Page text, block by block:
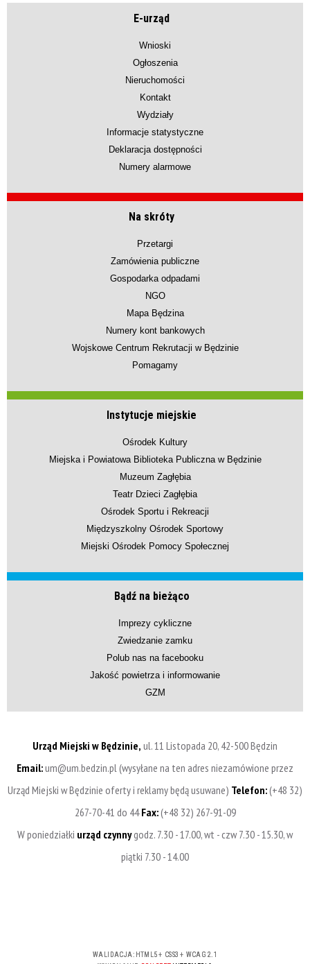
E-urząd
Wnioski
Ogłoszenia
Nieruchomości
Kontakt
Wydziały
Informacje statystyczne
Deklaracja dostępności
Numery alarmowe
Na skróty
Przetargi
Zamówienia publiczne
Gospodarka odpadami
NGO
Mapa Będzina
Numery kont bankowych
Wojskowe Centrum Rekrutacji w Będzinie
Pomagamy
Instytucje miejskie
Ośrodek Kultury
Miejska i Powiatowa Biblioteka Publiczna w Będzinie
Muzeum Zagłębia
Teatr Dzieci Zagłębia
Ośrodek Sportu i Rekreacji
Międzyszkolny Ośrodek Sportowy
Miejski Ośrodek Pomocy Społecznej
Bądź na bieżąco
Imprezy cykliczne
Zwiedzanie zamku
Polub nas na facebooku
Jakość powietrza i informowanie
GZM
Urząd Miejski w Będzinie, ul. 11 Listopada 20, 42-500 Będzin
Email:um@um.bedzin.pl (wysyłane na ten adres niezamówione przez
Urząd Miejski w Będzinie oferty i reklamy będą usuwane) Telefon:(+48 32)
267-70-41 do 44Fax:(+48 32) 267-91-09
W poniedziałki urząd czynnygodz. 7.30 - 17.00, wt - czw 7.30 - 15.30, w
piątki 7.30 - 14.00
WALIDACJA: HTML5+ CSS3 + WCAG 2.1